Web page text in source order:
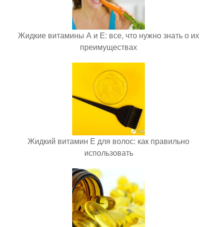
Жидкие витамины А и Е: все, что нужно знать о их
преимуществах
Жидкий витамин Е для волос: как правильно
использовать